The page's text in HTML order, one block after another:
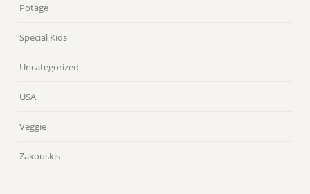
Potage
Special Kids
Uncategorized
USA
Veggie
Zakouskis